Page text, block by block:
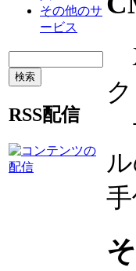
その他のサ
ービス
RSS配信